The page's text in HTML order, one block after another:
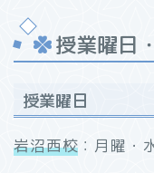
授業曜日
授業曜日
岩沼西校 ：月曜・